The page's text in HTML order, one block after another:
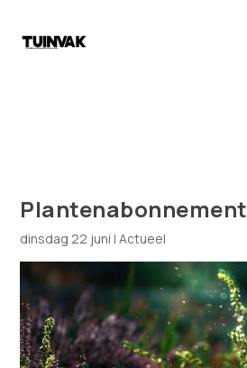
Plantenabonnement
dinsdag 22 juni |Actueel